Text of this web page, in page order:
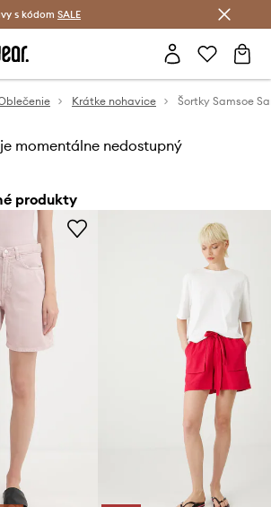
Šetrite s Answear Club >
s kódom SALE
Krátke nohavice Šortky Samsoe
momentálne nedostupný
produkty